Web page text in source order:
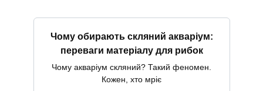
Чому обирають скляний акваріум:
переваги матеріалу для рибок
Чому акваріум скляний? Такий феномен.
Кожен, хто мріє